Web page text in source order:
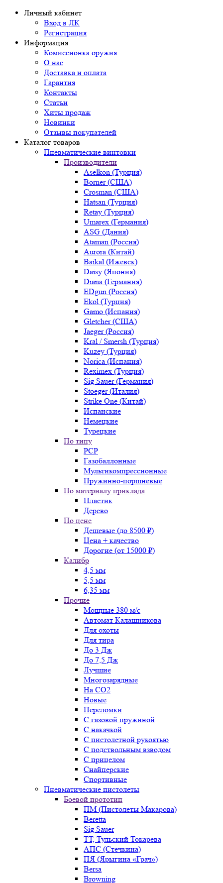
Личный кабинет
Вход в ЛК
Регистрация
Информация
Комиссионка оружия
О нас
Доставка и оплата
Гарантия
Контакты
Статьи
Хиты продаж
Новинки
Отзывы покупателей
Каталог товаров
Пневматические винтовки
Производители
Aselkon (Турция)
Borner (США)
Crosman (США)
Hatsan (Турция)
Retay (Турция)
Umarex (Германия)
ASG (Дания)
Ataman (Россия)
Aurora (Китай)
Baikal (Ижевск)
Daisy (Япония)
Diana (Германия)
EDgun (Россия)
Ekol (Турция)
Gamo (Испания)
Gletcher (США)
Jaeger (Россия)
Kral / Smersh (Турция)
Kuzey (Турция)
Norica (Испания)
Reximex (Турция)
Sig Sauer (Германия)
Stoeger (Италия)
Strike One (Китай)
Испанские
Немецкие
Турецкие
По типу
PCP
Газобаллонные
Мультикомпрессионные
Пружинно-поршневые
По материалу приклада
Пластик
Дерево
По цене
Дешевые (до 8500 ₽)
Цена + качество
Дорогие (от 15000 ₽)
Калибр
4,5 мм
5,5 мм
6,35 мм
Прочие
Мощные 380 м/с
Автомат Калашникова
Для охоты
Для тира
До 3 Дж
До 7,5 Дж
Лучшие
Многозарядные
На CO2
Новые
Переломки
С газовой пружиной
С накачкой
С пистолетной рукоятью
С подствольным взводом
С прицелом
Снайперские
Спортивные
Пневматические пистолеты
Боевой прототип
ПМ (Пистолеты Макарова)
Beretta
Sig Sauer
ТТ, Тульский Токарева
АПС (Стечкина)
ПЯ (Ярыгина «Грач»)
Bersa
Browning